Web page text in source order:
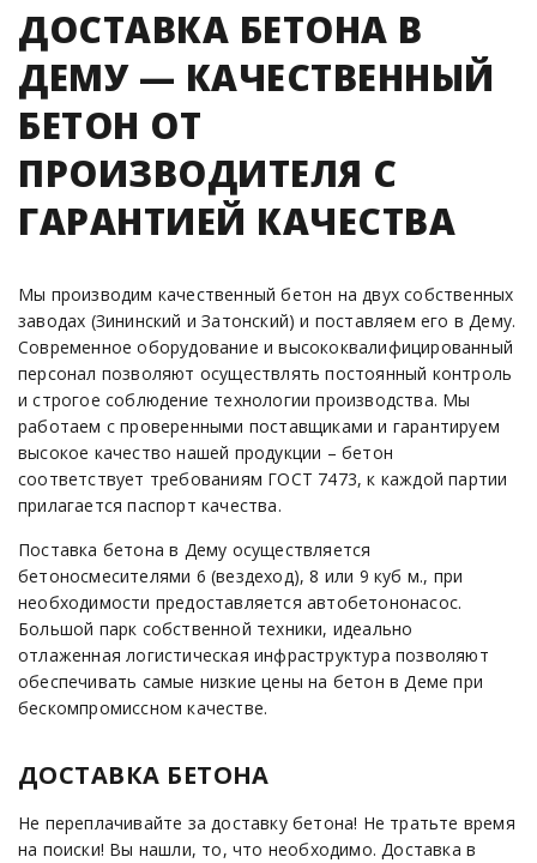
ДОСТАВКА БЕТОНА В
ДЕМУ — КАЧЕСТВЕННЫЙ
БЕТОН ОТ
ПРОИЗВОДИТЕЛЯ С
ГАРАНТИЕЙ КАЧЕСТВА
Мы производим качественный бетон на двух собственных
заводах (Зининский и Затонский) и поставляем его в Дему.
Современное оборудование и высококвалифицированный
персонал позволяют осуществлять постоянный контроль
и строгое соблюдение технологии производства. Мы
работаем с проверенными поставщиками и гарантируем
высокое качество нашей продукции – бетон
соответствует требованиям ГОСТ 7473, к каждой партии
прилагается паспорт качества.
Поставка бетона в Дему осуществляется
бетоносмесителями 6 (вездеход), 8 или 9 куб м., при
необходимости предоставляется автобетононасос.
Большой парк собственной техники, идеально
отлаженная логистическая инфраструктура позволяют
обеспечивать самые низкие цены на бетон в Деме при
бескомпромиссном качестве.
ДОСТАВКА БЕТОНА
Не переплачивайте за доставку бетона! Не тратьте время
на поиски! Вы нашли, то, что необходимо. Доставка в